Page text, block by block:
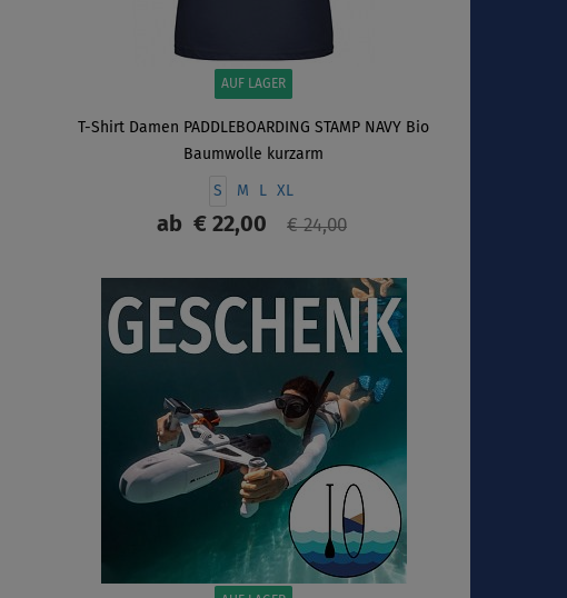
AUF LAGER
T-Shirt Damen PADDLEBOARDING STAMP NAVY Bio
Baumwolle kurzarm
S M L XL
ab € 22,00 € 24,00
ANZEIGEN